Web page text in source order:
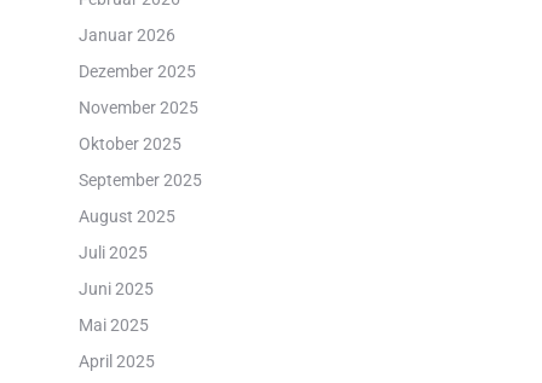
Januar 2026
Dezember 2025
November 2025
Oktober 2025
September 2025
August 2025
Juli 2025
Juni 2025
Mai 2025
April 2025